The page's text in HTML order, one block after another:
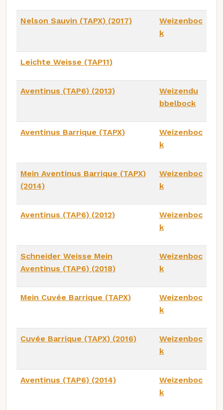
Nelson Sauvin (TAPX) (2017)
Weizenboc
k
Leichte Weisse (TAP11)
Aventinus (TAP6) (2013)
Weizendu
bbelbock
Aventinus Barrique (TAPX)
Weizenboc
k
Mein Aventinus Barrique (TAPX)
(2014)
Weizenboc
k
Aventinus (TAP6) (2012)
Weizenboc
k
Schneider Weisse Mein
Aventinus (TAP6) (2018)
Weizenboc
k
Mein Cuvée Barrique (TAPX)
Weizenboc
k
Cuvée Barrique (TAPX) (2016)
Weizenboc
k
Aventinus (TAP6) (2014)
Weizenboc
k